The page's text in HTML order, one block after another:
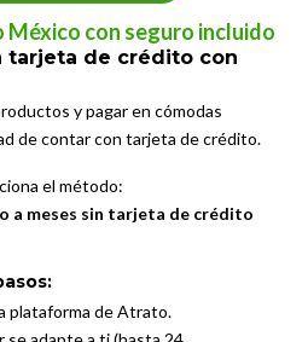
con seguro incluido
tarjeta de crédito con
y pagar en cómodas
de contar con tarjeta de crédito.
el método:
a meses sin tarjeta de crédito
plataforma de Atrato.